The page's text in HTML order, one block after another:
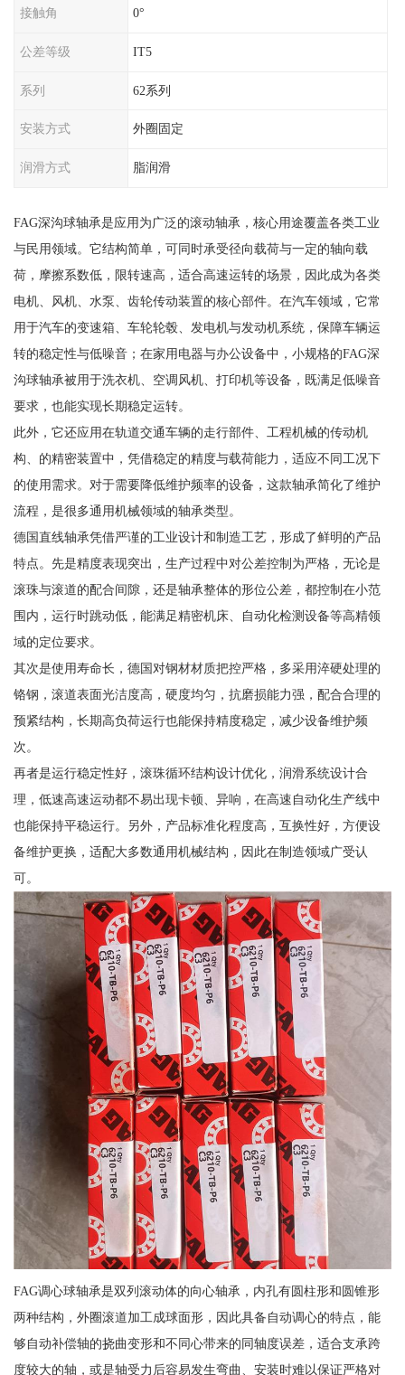
接触角 0°
公差等级 IT5
系列 62系列
安装方式 外圈固定
润滑方式 脂润滑
FAG深沟球轴承是应用为广泛的滚动轴承，核心用途覆盖各类工业
与民用领域。它结构简单，可同时承受径向载荷与一定的轴向载
荷，摩擦系数低，限转速高，适合高速运转的场景，因此成为各类
电机、风机、水泵、齿轮传动装置的核心部件。在汽车领域，它常
用于汽车的变速箱、车轮轮毂、发电机与发动机系统，保障车辆运
转的稳定性与低噪音；在家用电器与办公设备中，小规格的FAG深
沟球轴承被用于洗衣机、空调风机、打印机等设备，既满足低噪音
要求，也能实现长期稳定运转。
此外，它还应用在轨道交通车辆的走行部件、工程机械的传动机
构、的精密装置中，凭借稳定的精度与载荷能力，适应不同工况下
的使用需求。对于需要降低维护频率的设备，这款轴承简化了维护
流程，是很多通用机械领域的轴承类型。
德国直线轴承凭借严谨的工业设计和制造工艺，形成了鲜明的产品
特点。先是精度表现突出，生产过程中对公差控制为严格，无论是
滚珠与滚道的配合间隙，还是轴承整体的形位公差，都控制在小范
围内，运行时跳动低，能满足精密机床、自动化检测设备等高精领
域的定位要求。
其次是使用寿命长，德国对钢材材质把控严格，多采用淬硬处理的
铬钢，滚道表面光洁度高，硬度均匀，抗磨损能力强，配合合理的
预紧结构，长期高负荷运行也能保持精度稳定，减少设备维护频
次。
再者是运行稳定性好，滚珠循环结构设计优化，润滑系统设计合
理，低速高速运动都不易出现卡顿、异响，在高速自动化生产线中
也能保持平稳运行。另外，产品标准化程度高，互换性好，方便设
备维护更换，适配大多数通用机械结构，因此在制造领域广受认
可。
FAG调心球轴承是双列滚动体的向心轴承，内孔有圆柱形和圆锥形
两种结构，外圈滚道加工成球面形，因此具备自动调心的特点，能
够自动补偿轴的挠曲变形和不同心带来的同轴度误差，适合支承跨
度较大的轴，或是轴受力后容易发生弯曲、安装时难以保证严格对